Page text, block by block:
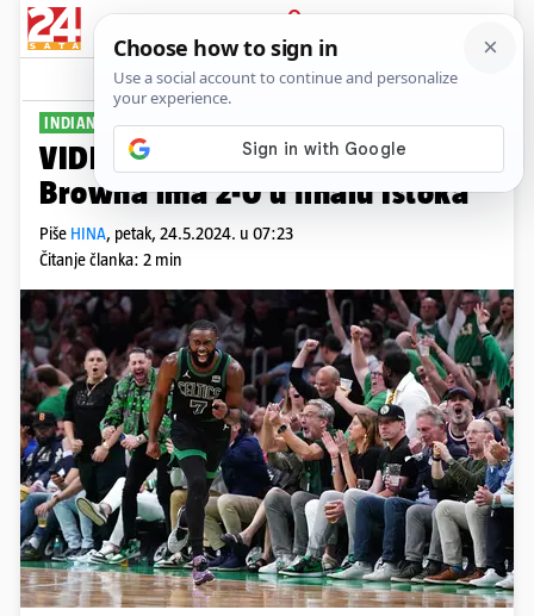
PRIJAVA
Sport Komentari
INDIANA BEZ ODGOVORA
VIDEO Boston na krilima sjajnog
Browna ima 2-0 u finalu Istoka
Piše HINA, petak, 24.5.2024. u 07:23
Čitanje članka: 2 min